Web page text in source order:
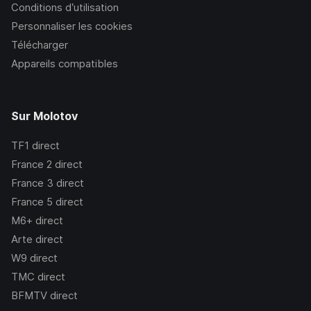
Conditions d’utilisation
Personnaliser les cookies
Télécharger
Appareils compatibles
Sur Molotov
TF1 direct
France 2 direct
France 3 direct
France 5 direct
M6+ direct
Arte direct
W9 direct
TMC direct
BFMTV direct